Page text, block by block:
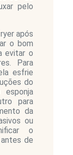
pelo
após
o bom
evitar o
Para
esfrie
do
esponja
para
da
ou
o
de